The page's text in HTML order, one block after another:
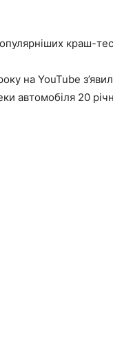
краш-
на YouTube
автомобіля 20